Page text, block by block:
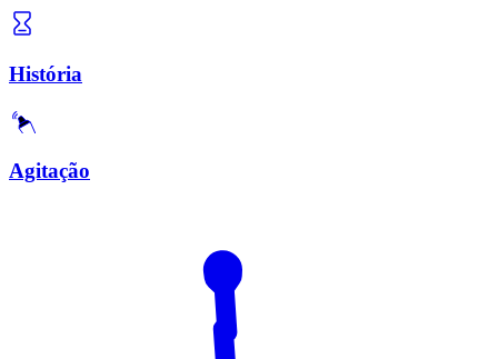
História
Agitação